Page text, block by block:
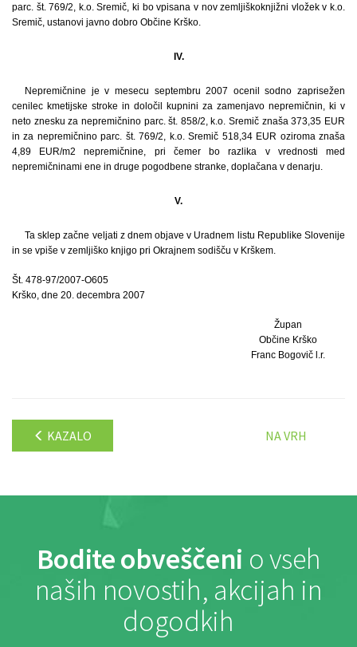
parc. št. 769/2, k.o. Sremič, ki bo vpisana v nov zemljiškoknjižni vložek v k.o.
Sremič, ustanovi javno dobro Občine Krško.
IV.
Nepremičnine je v mesecu septembru 2007 ocenil sodno zaprisežen
cenilec kmetijske stroke in določil kupnini za zamenjavo nepremičnin, ki v
neto znesku za nepremičnino parc. št. 858/2, k.o. Sremič znaša 373,35 EUR
in za nepremičnino parc. št. 769/2, k.o. Sremič 518,34 EUR oziroma znaša
4,89 EUR/m2 nepremičnine, pri čemer bo razlika v vrednosti med
nepremičninami ene in druge pogodbene stranke, doplačana v denarju.
V.
Ta sklep začne veljati z dnem objave v Uradnem listu Republike Slovenije
in se vpiše v zemljiško knjigo pri Okrajnem sodišču v Krškem.
Št. 478-97/2007-O605
Krško, dne 20. decembra 2007
Župan
Občine Krško
Franc Bogovič l.r.
KAZALO NA VRH
Bodite obveščeni o vseh
naših novostih, akcijah in
dogodkih